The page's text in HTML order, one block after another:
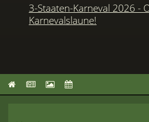
3-Staaten-Karneval 2026 -
Karnevalslaune!